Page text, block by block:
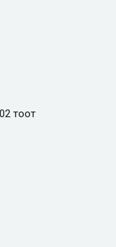
тоот